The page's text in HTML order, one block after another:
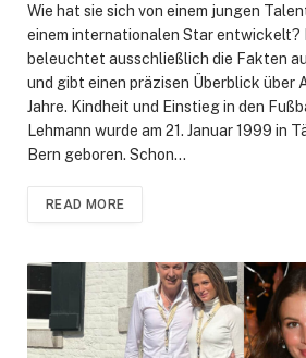
Wie hat sie sich von einem jungen
einem internationalen Star entwickelt?
beleuchtet ausschließlich die Fakten
und gibt einen präzisen Überblick über
Jahre. Kindheit und Einstieg in den
Lehmann wurde am 21. Januar 1999 in
Bern geboren. Schon…
READ MORE